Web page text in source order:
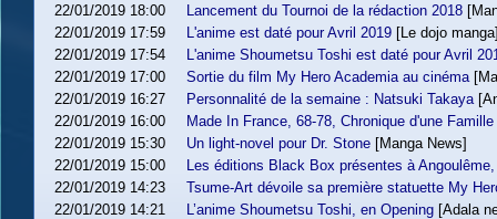
22/01/2019 18:00
Lancement du Tournoi de la rédaction 2018
22/01/2019 17:59
L'anime est daté pour Avril 2019 [Le dojo
22/01/2019 17:54
L'anime Shoumetsu Toshi est daté pour Avril
22/01/2019 17:00
Sortie du film My Hero Academia au cinéma
22/01/2019 16:27
Personnalité de la semaine : Natsuki Takaya
22/01/2019 16:00
Made In France, 68-78, Chronique d'une
22/01/2019 15:30
Un light-novel pour Dr. Stone [Manga News]
22/01/2019 15:00
Les éditions Black Box présentes à
22/01/2019 14:23
Tsume-Art dévoile sa première statuette My
22/01/2019 14:21
L’anime Shoumetsu Toshi, en Opening [Adala